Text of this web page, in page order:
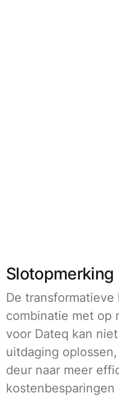
Slotopmerking
De transformatieve
combinatie met op
voor Dateq kan
uitdaging
deur naar meer